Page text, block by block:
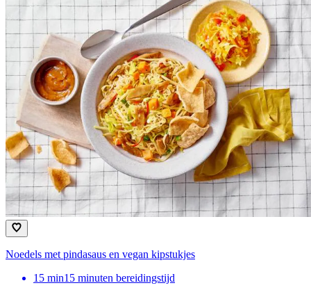
Noedels met pindasaus en vegan kipstukjes
15 min15 minuten bereidingstijd